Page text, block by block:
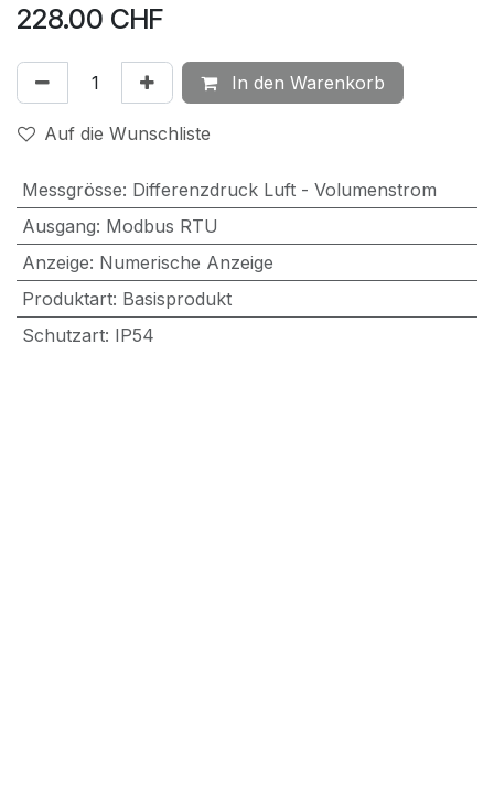
228.00 CHF
In den Warenkorb
Auf die Wunschliste
Messgrösse: Differenzdruck Luft - Volumenstrom
Ausgang: Modbus RTU
Anzeige: Numerische Anzeige
Produktart: Basisprodukt
Schutzart: IP54